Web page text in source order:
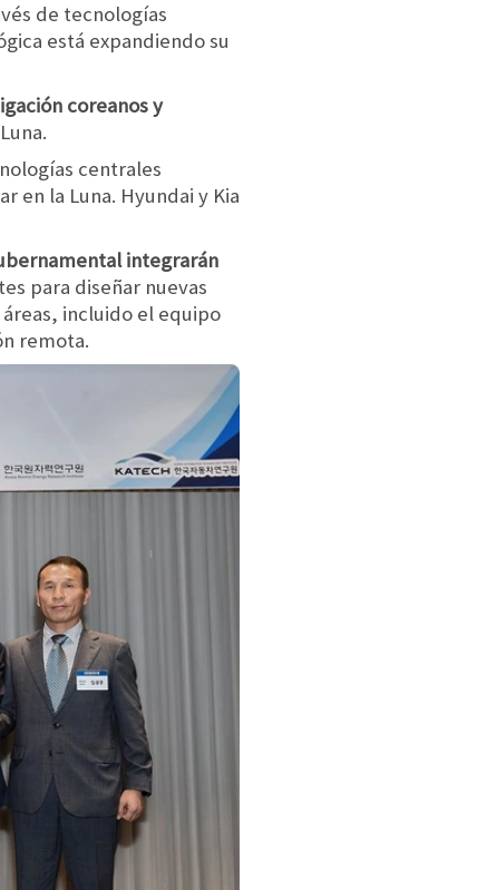
de tecnologías
está expandiendo su
coreanos y
centrales
en la Luna. Hyundai y Kia
integrarán
para diseñar nuevas
incluido el equipo
remota.